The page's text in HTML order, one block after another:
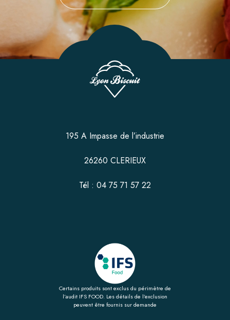
195 A Impasse de l’industrie
26260 CLERIEUX
Tél : 04 75 71 57 22
Certains produits sont exclus du périmètre de
l’audit IFS FOOD. Les détails de l’exclusion
peuvent être fournis sur demande